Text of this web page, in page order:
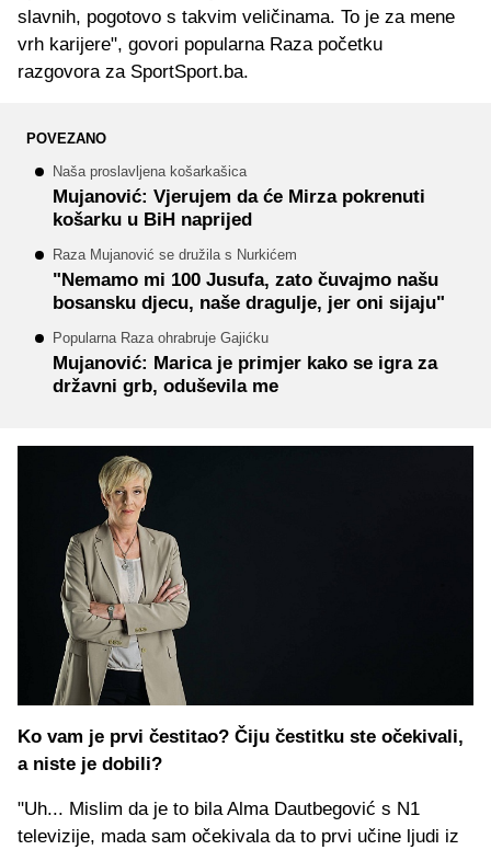
slavnih, pogotovo s takvim veličinama. To je za mene
vrh karijere", govori popularna Raza početku
razgovora za SportSport.ba.
POVEZANO
Naša proslavljena košarkašica
Mujanović: Vjerujem da će Mirza pokrenuti
košarku u BiH naprijed
Raza Mujanović se družila s Nurkićem
"Nemamo mi 100 Jusufa, zato čuvajmo našu
bosansku djecu, naše dragulje, jer oni sijaju"
Popularna Raza ohrabruje Gajićku
Mujanović: Marica je primjer kako se igra za
državni grb, oduševila me
Ko vam je prvi čestitao? Čiju čestitku ste očekivali,
a niste je dobili?
"Uh... Mislim da je to bila Alma Dautbegović s N1
televizije, mada sam očekivala da to prvi učine ljudi iz